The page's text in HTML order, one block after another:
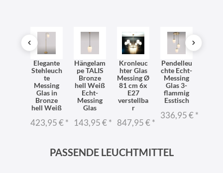
Elegante
Stehleuch
te
Messing
Glas in
Bronze
hell Weiß
423,95 €*
Hängelam
pe TALIS
Bronze
hell Weiß
Echt-
Messing
Glas
143,95 €*
Kronleuc
hter Glas
Messing Ø
81 cm 6x
E27
verstellba
r
847,95 €*
Pendelleu
chte Echt-
Messing
Glas 3-
flammig
Esstisch
336,95 €*
PASSENDE LEUCHTMITTEL